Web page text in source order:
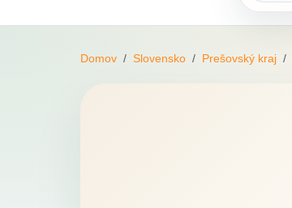
Domov Slovensko Prešovský kraj